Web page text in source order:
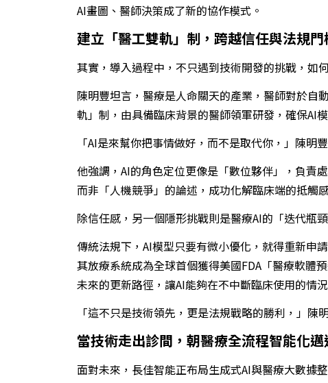
AI畫圖、醫師決策成了新的協作模式。
建立「醫工雙軌」制，跨越信任與法規門
其實，導入過程中，不只遇到技術開發的挑戰，如
陳明豐坦言，醫療是人命關天的產業，醫師對於自
軌」制，由具備臨床背景的醫師領軍研發，確保AI
「AI是來幫你把事情做好，而不是取代你，」陳明
他強調，AI的角色定位更像是「數位夥伴」，負責
而非「人機競爭」的論述，成功化解臨床端的抵觸
除信任感，另一個隱形挑戰則是醫療AI的「迭代瓶
傳統法規下，AI模型只要有微小優化，就得重新申
其放療系統成為全球首個獲得美國FDA「醫療軟體
未來的更新路徑，讓AI能夠在不中斷臨床使用的情
「這不只是技術領先，更是法規戰略的勝利，」
當技術走出診間，朝醫療全流程智能化邁
面對未來，長佳智能正布局生成式AI與醫療大數據